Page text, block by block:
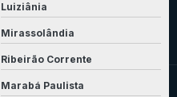
Luiziânia
Mirassolândia
Ribeirão Corrente
Marabá Paulista